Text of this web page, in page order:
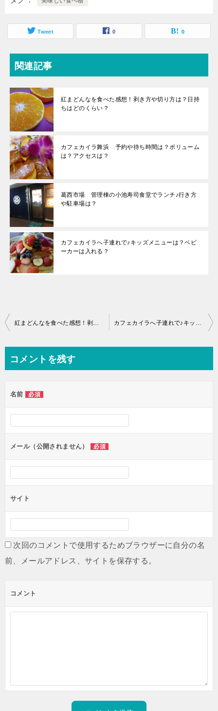
Tweet 0 0
関連記事
紅まどんなを食べた感想！剥き方や切り方は？日持
ちはどのくらい？
カフェカイラ舞浜 予約や待ち時間は？ボリューム
は？アクセスは？
葛西市場 管理棟の小池寿司食堂でランチ♪行き方
や駐車場は？
カフェカイラへ子連れで♪キッズメニューは？ベビ
ーカーは入れる？
投
ビ
ー
シ
ン
紅まどんなを食べた感想！剥き方や切り方は？日持ちはどのくらい？ カフェカイラへ子連れで♪キッズメニューは？ベビーカーは入れる？
コメントを残す
名前 必須
メール（公開されません） 必須
サイト
次回のコメントで使用するためブラウザーに自分の名
前、メールアドレス、サイトを保存する。
コメント